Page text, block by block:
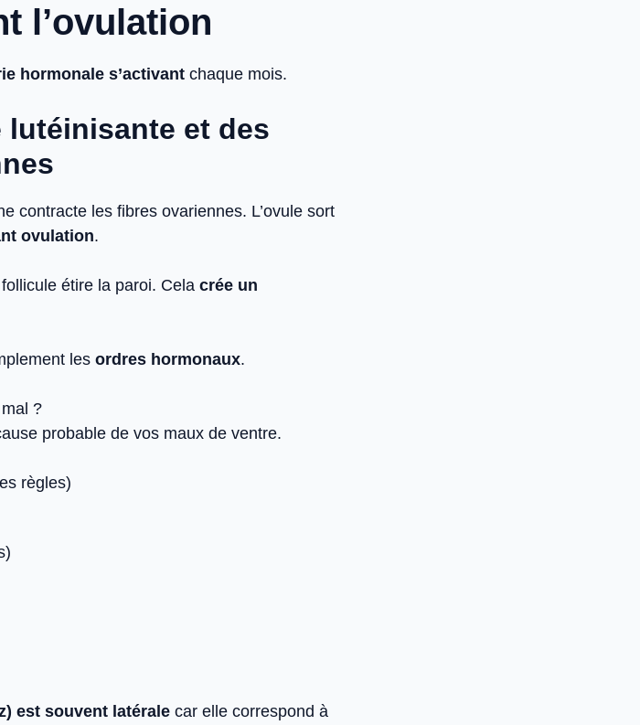
l’ovulation
hormonale s’activant chaque mois.
lutéinisante et des
contracte les fibres ovariennes. L’ovule sort
ovulation.
étire la paroi. Cela crée un
les ordres hormonaux.
?
probable de vos maux de ventre.
règles)
est souvent latérale car elle correspond à